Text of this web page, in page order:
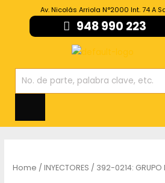
Av. Nicolás Arriola N°2000 Int. 74 A
948 990 223
Home /INYECTORES / 392-0214: GRUPO